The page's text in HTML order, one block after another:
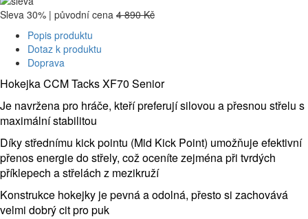
Sleva 30% | původní cena 4 890 Kč
Popis produktu
Dotaz k produktu
Doprava
Hokejka CCM Tacks XF70 Senior
Je navržena pro hráče, kteří preferují silovou a přesnou střelu s
maximální stabilitou
Díky střednímu kick pointu (Mid Kick Point) umožňuje efektivní
přenos energie do střely, což oceníte zejména při tvrdých
příklepech a střelách z mezikruží
Konstrukce hokejky je pevná a odolná, přesto si zachovává
velmi dobrý cit pro puk